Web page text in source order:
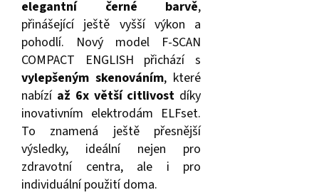
elegantní černé barvě,
přinášející ještě vyšší výkon a
pohodlí. Nový model F-SCAN
COMPACT ENGLISH přichází s
vylepšeným skenováním, které
nabízí až 6x větší citlivost díky
inovativním elektrodám ELFset.
To znamená ještě přesnější
výsledky, ideální nejen pro
zdravotní centra, ale i pro
individuální použití doma.